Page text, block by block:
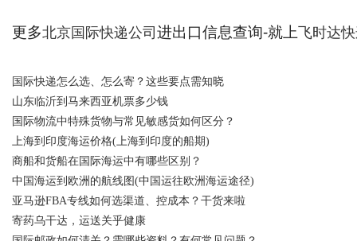
更多北京国际快递公司 进出口信息查询-就上飞时达
国际快递怎么选、怎么寄？这些要点需知晓
山东临沂到马来西亚机票多少钱
国际物流中特殊货物与常见敏感货如何区分？
上海到印度海运价格(上海到印度的船期)
商船和货船在国际海运中有哪些区别？
中国海运到欧洲的航线图(中国运往欧洲海运途径)
亚马逊FBA专线如何选渠道、控成本？干货来啦
寄药乌干达，运送关乎健康